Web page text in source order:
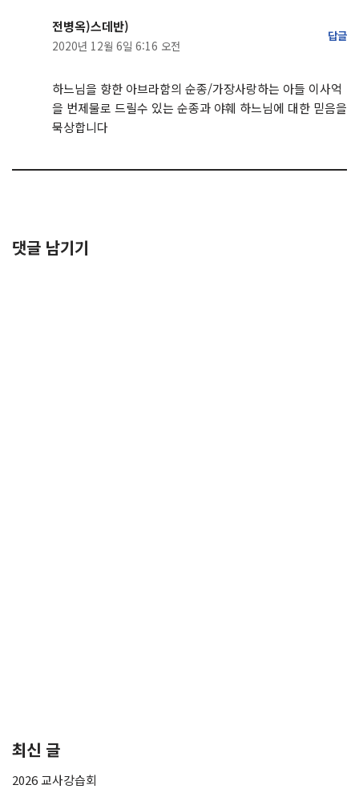
전병옥)스데반)
2020년 12월 6일 6:16 오전
답글
하느님을 향한 아브라함의 순종/가장사랑하는 아들 이사억
을 번제물로 드릴수 있는 순종과 야훼 하느님에 대한 믿음을
묵상합니다
댓글 남기기
최신 글
2026 교사강습회